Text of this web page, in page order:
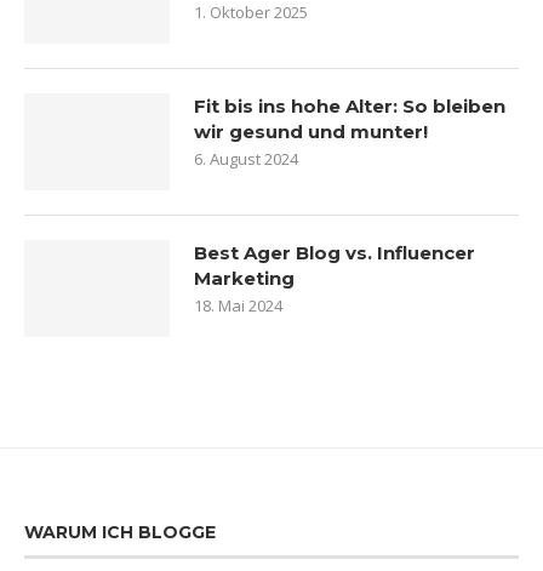
1. Oktober 2025
Fit bis ins hohe Alter: So bleiben
wir gesund und munter!
6. August 2024
Best Ager Blog vs. Influencer
Marketing
18. Mai 2024
WARUM ICH BLOGGE